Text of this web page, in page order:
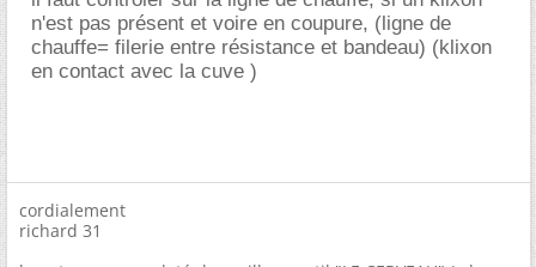
n'est pas présent et voire en coupure, (ligne de
chauffe= filerie entre résistance et bandeau) (klixon
en contact avec la cuve )
cordialement
richard 31